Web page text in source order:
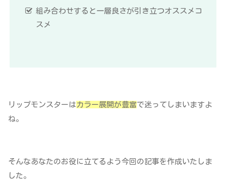
組み合わせすると一層良さが引き立つオススメコ
スメ
リップモンスターは カラー展開が豊富で迷ってしまいますよ
ね。
そんなあなたのお役に立てるよう今回の記事を作成いたしま
した。